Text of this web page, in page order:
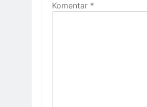
Komentar *